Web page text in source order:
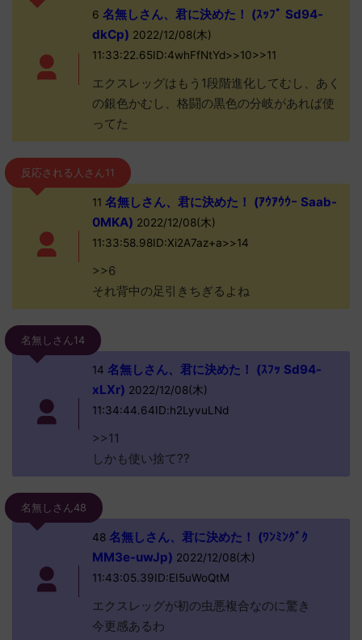
6 名無しさん、君に決めた！ (ｽｯﾌﾟ Sd94-
dkCp) 2022/12/08(木)
11:33:22.65ID:4whFfNtYd>>10>>11
エクスレッグはもう1段階進化してむし、あく
の銀色かむし、格闘の黒色の分岐があれば使
ってた
反応される人さん11
11 名無しさん、君に決めた！ (ｱｳｱｳｳｰ Saab-
0MKA) 2022/12/08(木)
11:33:58.98ID:Xi2A7az+a>>14
>>6
それ背中の足引きちぎるよね
名無しさん14
14 名無しさん、君に決めた！ (ｽﾌｯ Sd94-
xLXr) 2022/12/08(木)
11:34:44.64ID:h2LyvuLNd
>>11
しかも使い捨て??
名無しさん48
48名無しさん、君に決めた！ (ﾜﾝﾐﾝｸﾞｸ
MM3e-uwJp) 2022/12/08(木)
11:43:05.39ID:EI5uWoQtM
エクスレッグが初の虫悪複合なのに驚き
今更感あるわ